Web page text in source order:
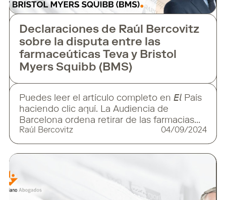
Declaraciones de Raúl Bercovitz
sobre la disputa entre las
farmaceúticas Teva y Bristol
Myers Squibb (BMS)
Puedes leer el artículo completo en 𝘌𝘭 País
haciendo clic aquí. La Audiencia de
Barcelona ordena retirar de las farmacias
un genérico que ahorra 380.000 euros al
día a la sanidad pública La medida, sin
precedentes, llega solo cuatro meses
y es fruto de la guerra de patentes entre las
Raúl Bercovitz 04/09/2024